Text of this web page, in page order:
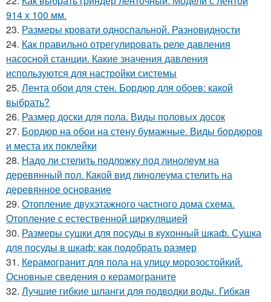
914 х 100 мм.
23. Размеры кровати односпальной. Разновидности
24. Как правильно отрегулировать реле давления
насосной станции. Какие значения давления
используются для настройки системы
25. Лента обои для стен. Бордюр для обоев: какой
выбрать?
26. Размер доски для пола. Виды половых досок
27. Бордюр на обои на стену бумажные. Виды бордюров
и места их поклейки
28. Надо ли стелить подложку под линолеум на
деревянный пол. Какой вид линолеума стелить на
деревянное основание
29. Отопление двухэтажного частного дома схема.
Отопление с естественной циркуляцией
30. Размеры сушки для посуды в кухонный шкаф. Сушка
для посуды в шкаф: как подобрать размер
31. Керамогранит для пола на улицу морозостойкий.
Основные сведения о керамограните
32. Лучшие гибкие шланги для подводки воды. Гибкая